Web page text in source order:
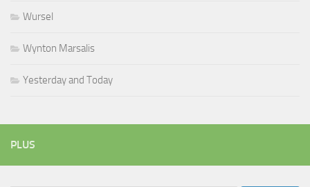
Wursel
Wynton Marsalis
Yesterday and Today
PLUS